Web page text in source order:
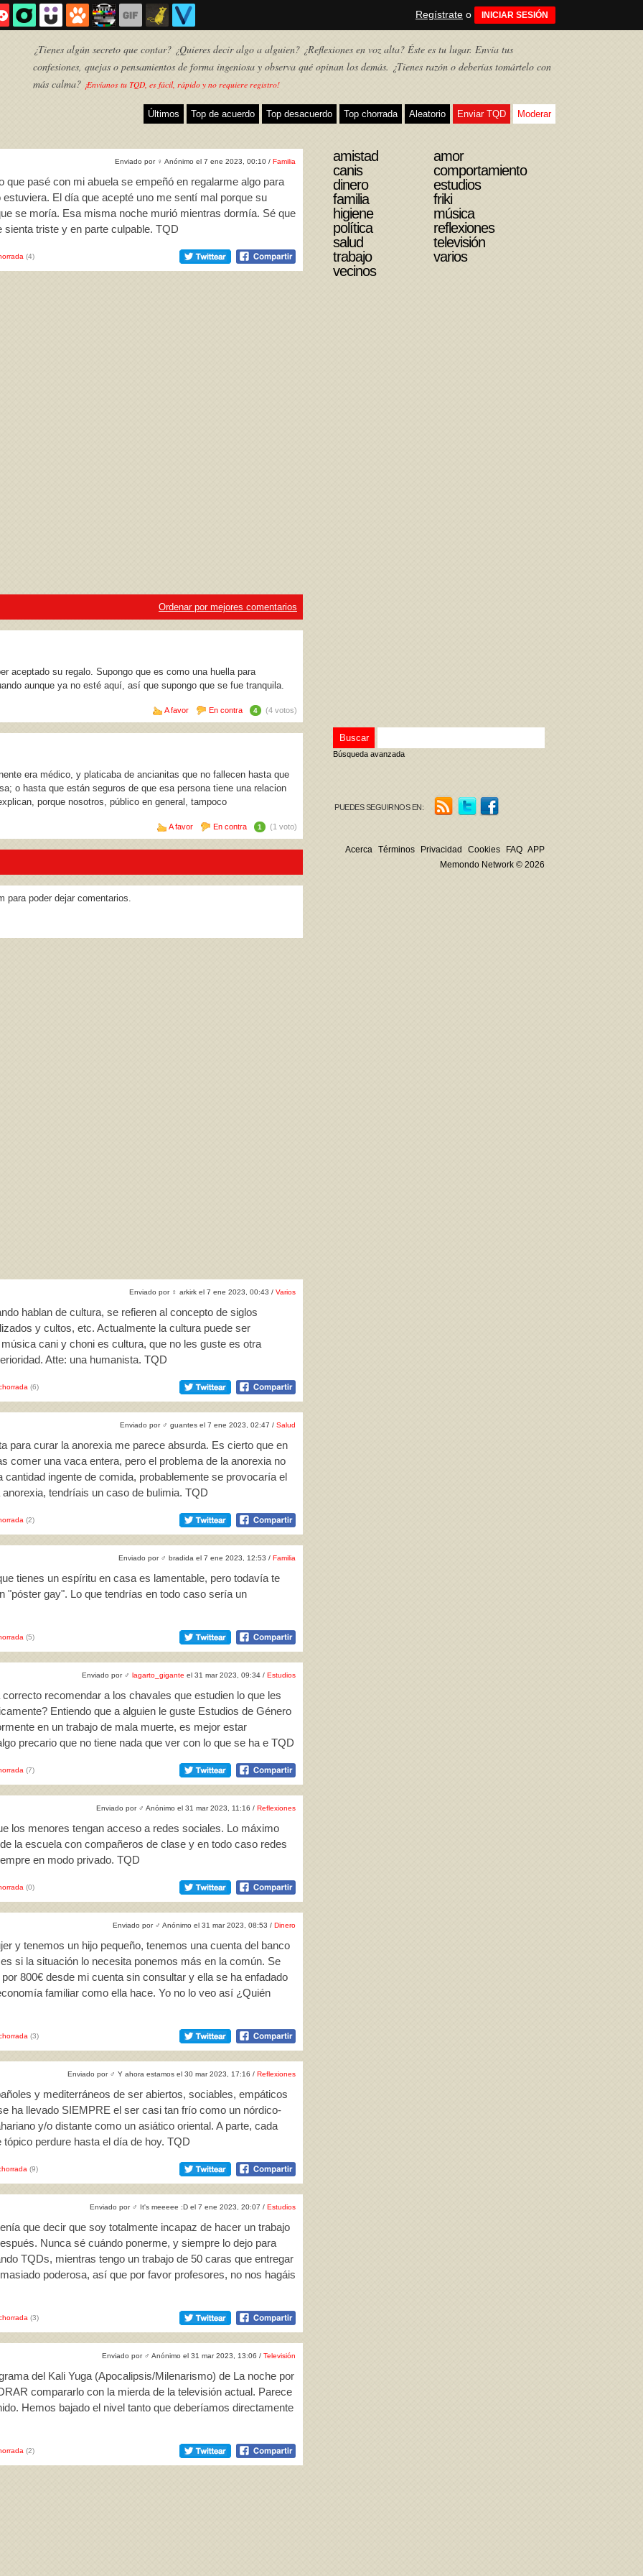
Regístrate o INICIAR SESIÓN
¿Tienes algún secreto que contar? ¿Quieres decir algo a alguien? ¿Reflexiones en voz alta? Éste es tu lugar. Envía tus
confesiones, quejas o pensamientos de forma ingeniosa y observa qué opinan los demás. ¿Tienes razón o deberías tomártelo con
más calma? ¡Envíanos tu TQD, es fácil, rápido y no requiere registro!
Últimos Top de acuerdo Top desacuerdo Top chorrada Aleatorio Enviar TQD Moderar
TQD
Enviado por ♀ Anónimo el 7 ene 2023, 00:10 / Familia
pasé con mi abuela se empeñó en regalarme algo para
El día que acepté uno me sentí mal porque su
se moría. Esa misma noche murió mientras dormía. Sé que
triste y en parte culpable. TQD
(4)
Ordenar por mejores comentarios
aceptado su regalo. Supongo que es como una huella para
aunque ya no esté aquí, así que supongo que se fue tranquila.
A favor En contra 4 (4 votos)
era médico, y platicaba de ancianitas que no fallecen hasta que
o hasta que están seguros de que esa persona tiene una relacion
porque nosotros, público en general, tampoco
A favor En contra 1 (1 voto)
para poder dejar comentarios.
Enviado por ♀ arkirk el 7 ene 2023, 00:43 / Varios
hablan de cultura, se refieren al concepto de siglos
y cultos, etc. Actualmente la cultura puede ser
cani y choni es cultura, que no les guste es otra
Atte: una humanista. TQD
(6)
Enviado por ♂ guantes el 7 ene 2023, 02:47 / Salud
para curar la anorexia me parece absurda. Es cierto que en
comer una vaca entera, pero el problema de la anorexia no
ingente de comida, probablemente se provocaría el
tendríais un caso de bulimia. TQD
(2)
Enviado por ♂ bradida el 7 ene 2023, 12:53 / Familia
tienes un espíritu en casa es lamentable, pero todavía te
"póster gay". Lo que tendrías en todo caso sería un
(5)
Enviado por ♂ lagarto_gigante el 31 mar 2023, 09:34 / Estudios
recomendar a los chavales que estudien lo que les
Entiendo que a alguien le guste Estudios de Género
en un trabajo de mala muerte, es mejor estar
precario que no tiene nada que ver con lo que se ha e TQD
(7)
Enviado por ♂ Anónimo el 31 mar 2023, 11:16 / Reflexiones
los menores tengan acceso a redes sociales. Lo máximo
la escuela con compañeros de clase y en todo caso redes
en modo privado. TQD
(0)
Enviado por ♂ Anónimo el 31 mar 2023, 08:53 / Dinero
y tenemos un hijo pequeño, tenemos una cuenta del banco
si la situación lo necesita ponemos más en la común. Se
800€ desde mi cuenta sin consultar y ella se ha enfadado
familiar como ella hace. Yo no lo veo así ¿Quién
(3)
Enviado por ♂ Y ahora estamos el 30 mar 2023, 17:16 / Reflexiones
y mediterráneos de ser abiertos, sociables, empáticos
ha llevado SIEMPRE el ser casi tan frío como un nórdico-
y/o distante como un asiático oriental. A parte, cada
perdure hasta el día de hoy. TQD
(9)
Enviado por ♂ It's meeeee :D el 7 ene 2023, 20:07 / Estudios
que decir que soy totalmente incapaz de hacer un trabajo
Nunca sé cuándo ponerme, y siempre lo dejo para
TQDs, mientras tengo un trabajo de 50 caras que entregar
poderosa, así que por favor profesores, no nos hagáis
(3)
Enviado por ♂ Anónimo el 31 mar 2023, 13:06 / Televisión
del Kali Yuga (Apocalipsis/Milenarismo) de La noche por
compararlo con la mierda de la televisión actual. Parece
Hemos bajado el nivel tanto que deberíamos directamente
(2)
amistad
amor
canis
comportamiento
dinero
estudios
familia
friki
higiene
música
política
reflexiones
salud
televisión
trabajo
varios
vecinos
Búsqueda avanzada
PUEDES SEGUIRNOS EN:
Acerca Términos Privacidad Cookies FAQ APP
Memondo Network © 2026